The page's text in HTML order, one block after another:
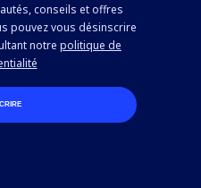
conseils et offres
pouvez vous désinscrire
notre politique de